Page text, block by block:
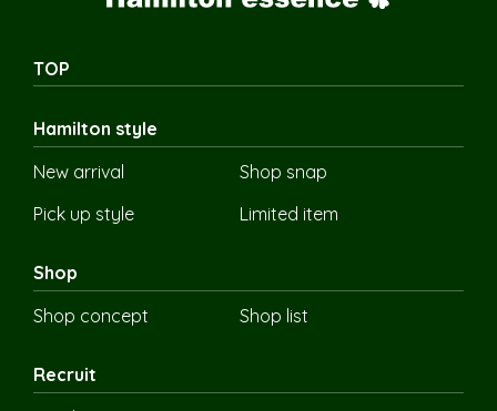
TOP
Hamilton style
New arrival
Shop snap
Pick up style
Limited item
Shop
Shop concept
Shop list
Recruit